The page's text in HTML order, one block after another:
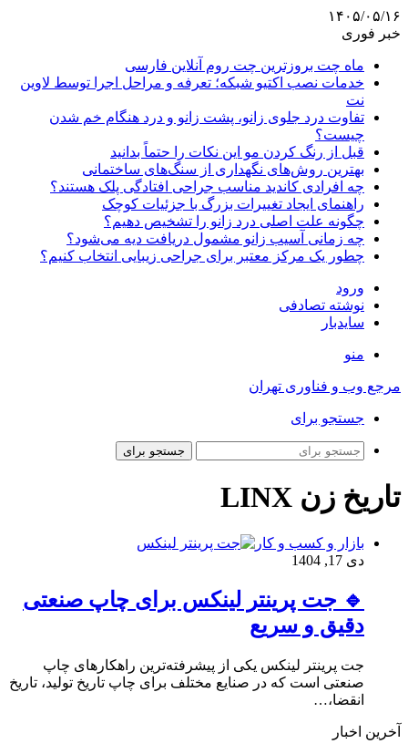
۱۴۰۵/۰۵/۱۶
خبر فوری
ماه چت بروزترین چت روم آنلاین فارسی
خدمات نصب اکتیو شبکه؛ تعرفه و مراحل اجرا توسط لاوین
نت
تفاوت درد جلوی زانو، پشت زانو و درد هنگام خم شدن
چیست؟
قبل از رنگ کردن مو این نکات را حتماً بدانید
بهترین روش‌های نگهداری از سنگ‌های ساختمانی
چه افرادی کاندید مناسب جراحی افتادگی پلک هستند؟
راهنمای ایجاد تغییرات بزرگ با جزئیات کوچک
چگونه علت اصلی درد زانو را تشخیص دهیم؟
چه زمانی آسیب زانو مشمول دریافت دیه می‌شود؟
چطور یک مرکز معتبر برای جراحی زیبایی انتخاب کنیم؟
ورود
نوشته تصادفی
سایدبار
منو
مرجع وب و فناوری تهران
جستجو برای
جستجو برای
تاریخ زن LINX
بازار و کسب و کار
دی 17, 1404
🔹 جت پرینتر لینکس برای چاپ صنعتی
دقیق و سریع
جت پرینتر لینکس یکی از پیشرفته‌ترین راهکارهای چاپ
صنعتی است که در صنایع مختلف برای چاپ تاریخ تولید، تاریخ
انقضا،…
آخرین اخبار